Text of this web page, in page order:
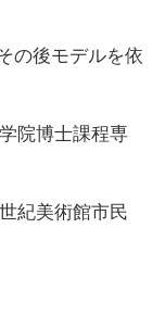
の後モデルを依
院博士課程専
紀美術館市民